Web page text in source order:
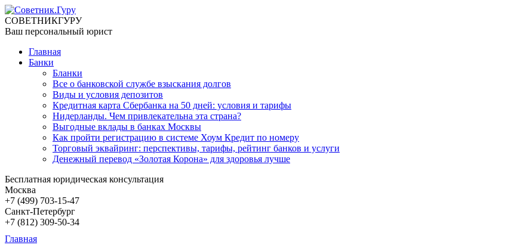
СОВЕТНИКГУРУ
Ваш персональный юрист
Главная
Банки
Бланки
Все о банковской службе взыскания долгов
Виды и условия депозитов
Кредитная карта Сбербанка на 50 дней: условия и тарифы
Нидерланды. Чем привлекательна эта страна?
Выгодные вклады в банках Москвы
Как пройти регистрацию в системе Хоум Кредит по номеру
Торговый эквайринг: перспективы, тарифы, рейтинг банков и услуги
Денежный перевод «Золотая Корона» для здоровья лучше
Бесплатная юридическая консультация
Москва
+7 (499) 703-15-47
Санкт-Петербург
+7 (812) 309-50-34
Главная